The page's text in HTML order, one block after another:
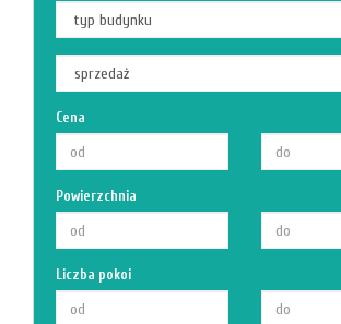
Cena
Powierzchnia
Liczba pokoi